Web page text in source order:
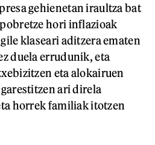
gehienetan iraultza bat
hori inflazioak
klaseari aditzera ematen
duela errudunik, eta
eta alokairuen
ari direla
horrek familiak itotzen